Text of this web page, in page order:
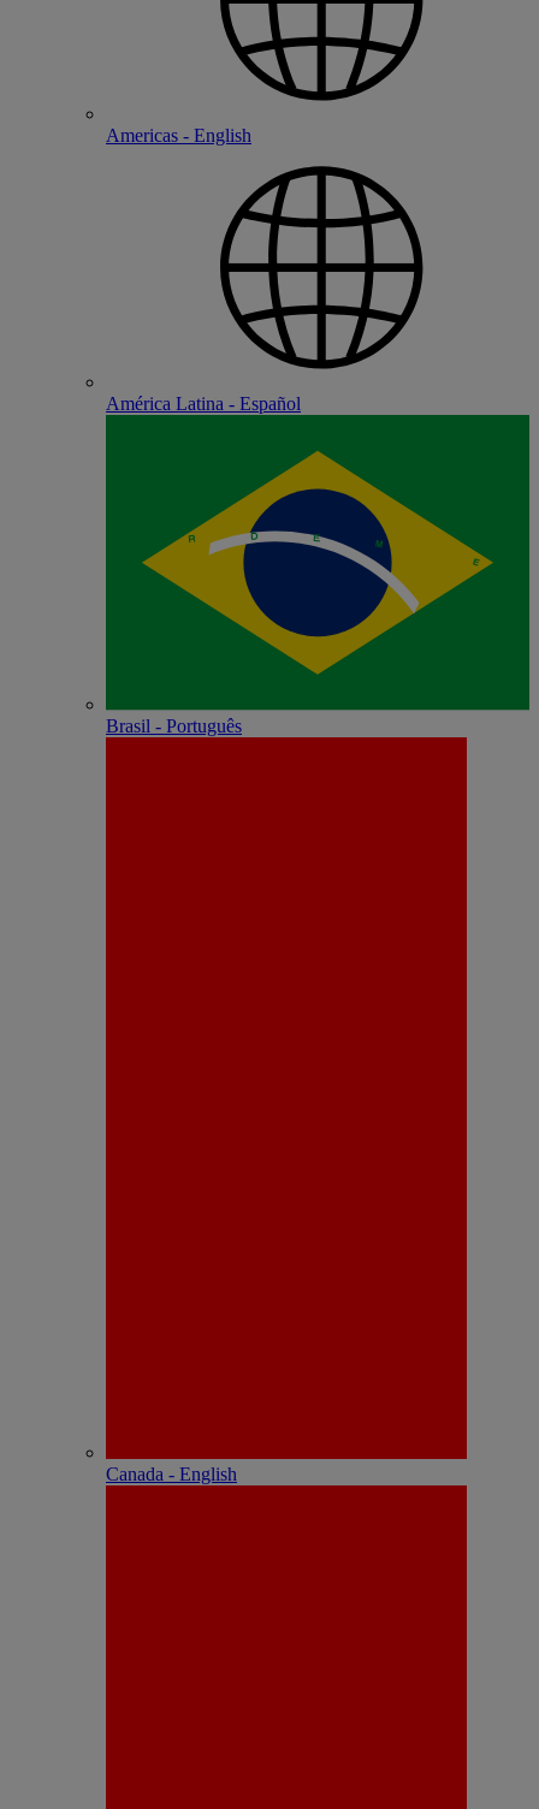
Americas - English
América Latina - Español
Brasil - Português
Canada - English